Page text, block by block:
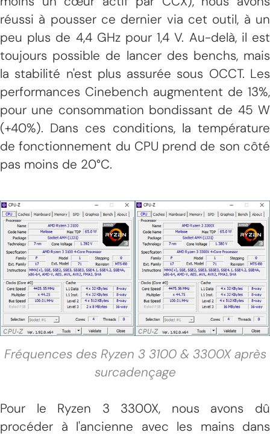
réussi à pousser ce dernier via cet outil, à un
peu plus de 4,4 GHz pour 1,4 V. Au-delà, il est
toujours possible de lancer des benchs, mais
la stabilité n'est plus assurée sous OCCT. Les
performances Cinebench augmentent de 13%,
pour une consommation bondissant de 45 W
(+40%). Dans ces conditions, la température
de fonctionnement du CPU prend de son côté
pas moins de 20°C.
Fréquences des Ryzen 3 3100 & 3300X après
surcadençage
Pour le Ryzen 3 3300X, nous avons dû
procéder à l'ancienne avec les mains dans